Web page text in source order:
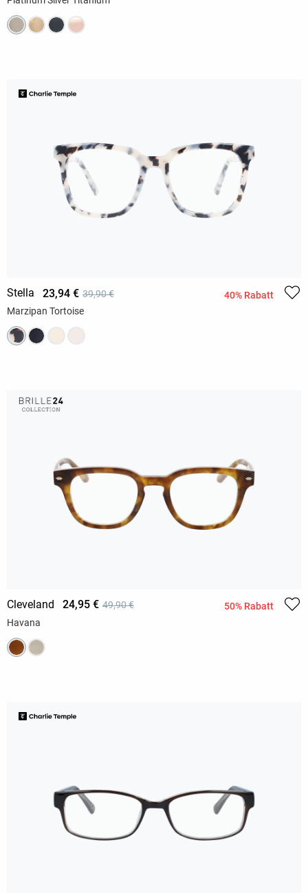
Stella 23,94 € 39,90 €
40% Rabatt
Marzipan Tortoise
Cleveland 24,95 € 49,90 €
50% Rabatt
Havana